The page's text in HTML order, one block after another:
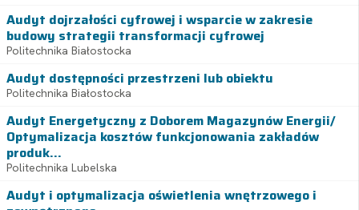
Audyt dojrzałości cyfrowej i wsparcie w zakresie
budowy strategii transformacji cyfrowej
Politechnika Białostocka
Audyt dostępności przestrzeni lub obiektu
Politechnika Białostocka
Audyt Energetyczny z Doborem Magazynów Energii/
Optymalizacja kosztów funkcjonowania zakładów
produk...
Politechnika Lubelska
Audyt i optymalizacja oświetlenia wnętrzowego i